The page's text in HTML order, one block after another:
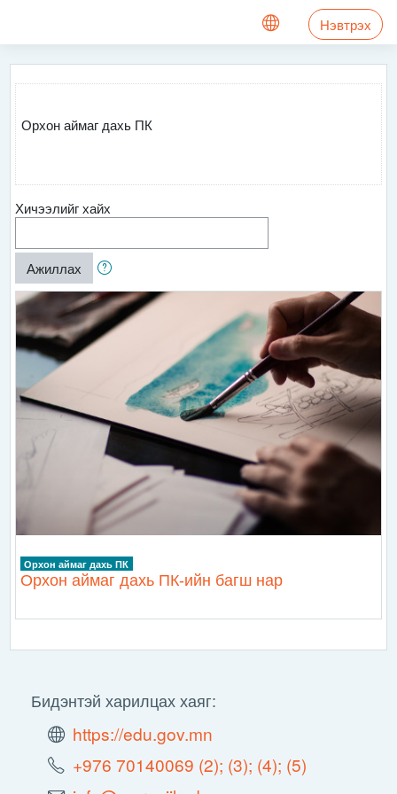
Нэвтрэх
Орхон аймаг дахь ПК
Хичээлийг хайх
Ажиллах
Орхон аймаг дахь ПК
Орхон аймаг дахь ПК-ийн багш нар
Бидэнтэй харилцах хаяг:
https://edu.gov.mn
+976 70140069 (2); (3); (4); (5)